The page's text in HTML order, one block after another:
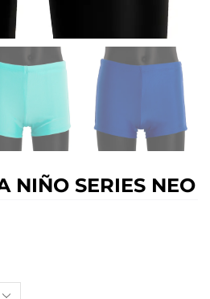
NIÑO SERIES NEO